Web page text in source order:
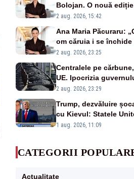
Bolojan. O nouă
emisiunii „Miza Zilei”
2 aug. 2026, 15:42
Ana Maria Păcuraru:
om căruia i se
2 aug. 2026, 23:25
Centralele pe
UE. Ipocrizia
starea de alertă
2 aug. 2026, 23:29
Trump, dezvăluire
cu Kievul: Statele
tot ce vor» din minele
1 aug. 2026, 11:09
CATEGORII
Actualitate